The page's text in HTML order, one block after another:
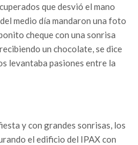
que desvió el mano
medio día mandaron una foto
cheque con una sonrisa
un chocolate, se dice
levantaba pasiones entre la
y con grandes sonrisas, los
el edificio del IPAX con